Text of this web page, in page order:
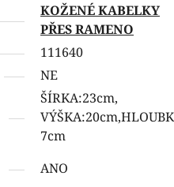
KOŽENÉ KABELKY
PŘES RAMENO
111640
NE
ŠÍRKA:23cm,
7cm
ANO